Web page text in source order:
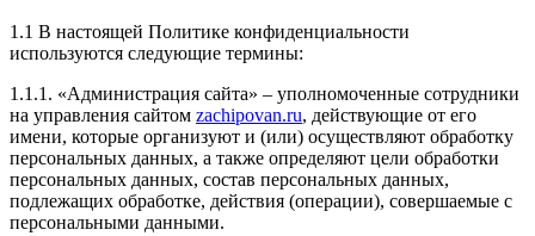
парктроники перестанут работать, но о чудо, или не
знаю как это прокомментировать, а они работают, и
машину без Евро-2, думал родные каталики ещё
побегают, а нет, спустя две недели после чипа они
все такие решили что надо на выход)) По итогу
вырезал и так как почти все сервисы предлагают
свою прошивку Евро-2 после удаления, сначала
проконсультировался с Евгением, что не затрется ли
чип который мы сделали, на что услышал ответ, что
1.1 В настоящей Политике конфиденциальности
используются следующие термины:
1.1.1. «Администрация сайта» – уполномоченные сотрудники
на управления сайтом zachipovan.ru, действующие от его
имени, которые организуют и (или) осуществляют обработку
персональных данных, а также определяют цели обработки
персональных данных, состав персональных данных,
подлежащих обработке, действия (операции), совершаемые с
персональными данными.